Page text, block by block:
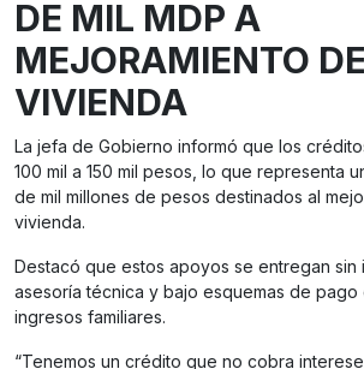
DE MIL MDP A
MEJORAMIENTO DE
VIVIENDA
La jefa de Gobierno informó que los
100 mil a 150 mil pesos, lo que representa
de mil millones de pesos destinados al
vivienda.
Destacó que estos apoyos se entregan sin
asesoría técnica y bajo esquemas de
ingresos familiares.
“Tenemos un crédito que no cobra